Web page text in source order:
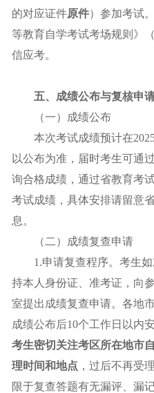
的对应证件原件）参加考试
等教育自学考试考场规则》
信应考。
五、成绩公布与复核申
（一）成绩公布
本次考试成绩预计在
以公布为准，届时考生可通
询合格成绩，通过省教育考
考试成绩，具体安排请留意
息。
（二）成绩复查申请
1.申请复查程序。考生
持本人身份证、准考证，向
室提出成绩复查申请。各地
成绩公布后10个工作日以内
考生密切关注考区所在地市
理时间和地点 ，过后不再受
限于复查答题有无漏评、漏